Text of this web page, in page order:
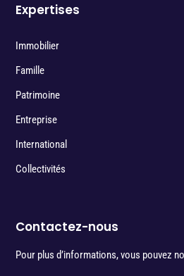
Expertises
Immobilier
Famille
Patrimoine
Entreprise
International
Collectivités
Contactez-nous
Pour plus d’informations, vous pouvez